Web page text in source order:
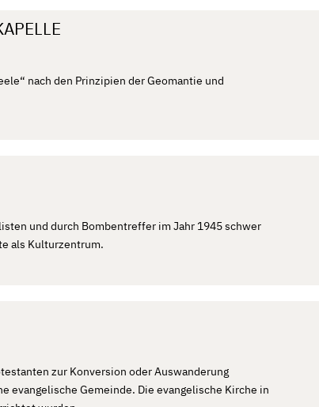
nach den Prinzipien der Geomantie und
und durch Bombentreffer im Jahr 1945 schwer
als Kulturzentrum.
zur Konversion oder Auswanderung
evangelische Gemeinde. Die evangelische Kirche in